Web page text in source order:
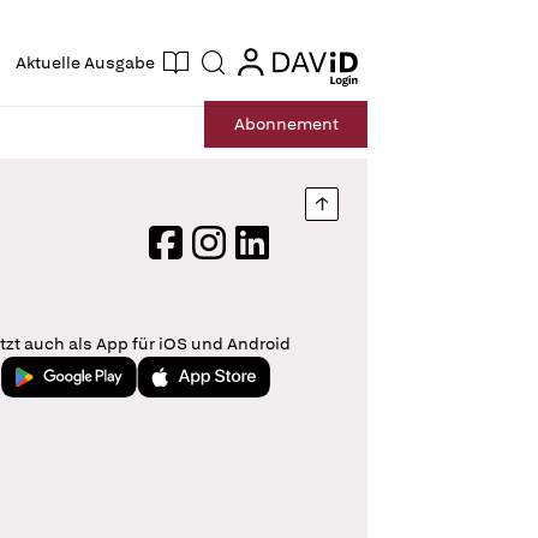
Aktuelle Ausgabe Suche login
login
Abonnement
Nach oben springen
FacebookInstagram
LinkedIn
auch als App für iOS und Android
Jetzt bei Google PlayLaden im App Store